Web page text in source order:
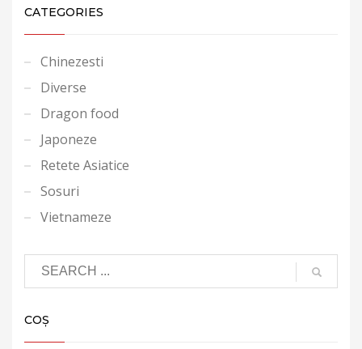
CATEGORIES
Chinezesti
Diverse
Dragon food
Japoneze
Retete Asiatice
Sosuri
Vietnameze
COȘ